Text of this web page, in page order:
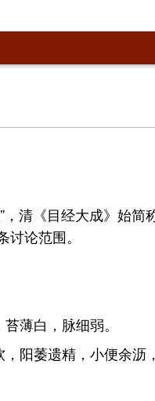
清《目经大成》始简
论范围。
薄白，脉细弱。
阳萎遗精，小便余沥